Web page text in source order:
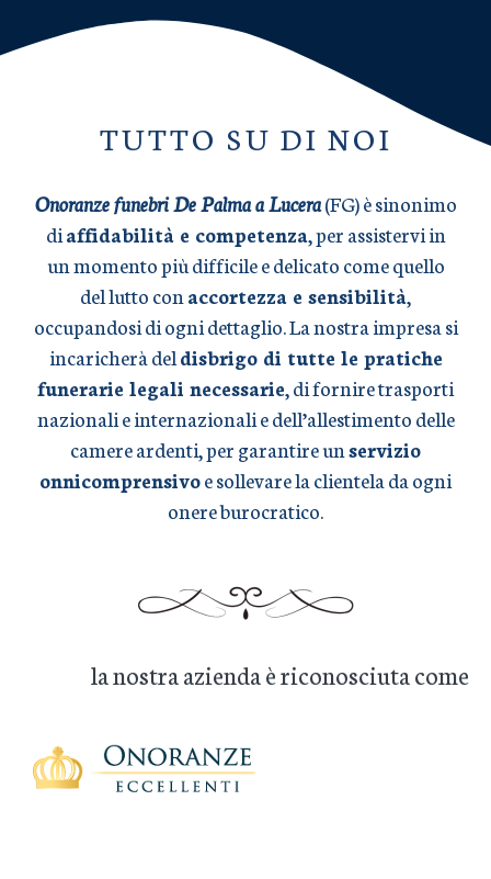
TUTTO SU DI NOI
Onoranze funebri De Palma a Lucera(FG) è sinonimo
diaffidabilità e competenza, per assistervi in
un momento più difficile e delicato come quello
del lutto con accortezza e sensibilità,
occupandosi di ogni dettaglio. La nostra impresa si
incaricherà deldisbrigo di tutte le pratiche
funerarie legali necessarie, di fornire trasporti
nazionali e internazionali e dell’allestimento delle
camere ardenti, per garantire unservizio
onnicomprensivoe sollevare la clientela da ogni
onere burocratico.
la nostra azienda è riconosciuta come